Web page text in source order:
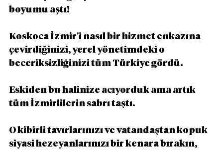
boyumu aştı!
Koskoca İzmir'i nasıl bir hizmet enkazına
çevirdiğinizi, yerel yönetimdeki o
beceriksizliğinizi tüm Türkiye gördü.
Eskiden bu halinize acıyorduk ama artık
tüm İzmirlilerin sabrı taştı.
O kibirli tavırlarınızı ve vatandaştan kopuk
siyasi hezeyanlarınızı bir kenara bırakın,